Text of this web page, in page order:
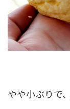
やや小ぶりで